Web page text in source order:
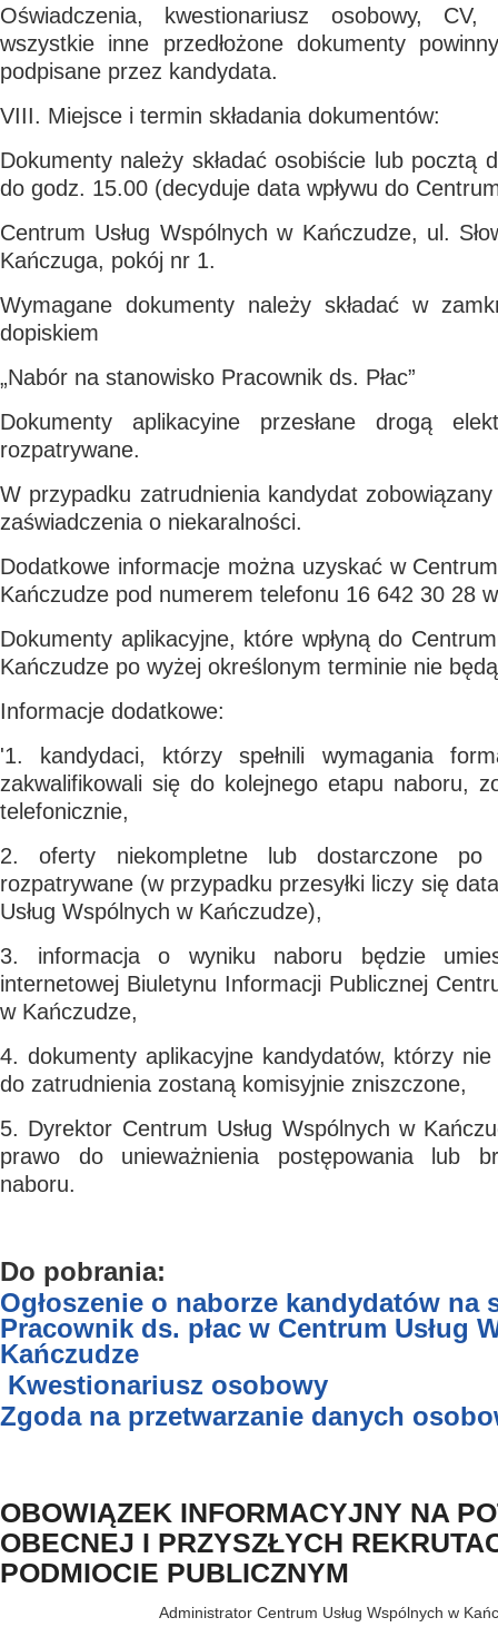
Oświadczenia, kwestionariusz osobowy,
wszystkie inne przedłożone dokumenty
podpisane przez kandydata.
VIII. Miejsce i termin składania dokumentów:
Dokumenty należy składać osobiście lub pocztą
do godz. 15.00 (decyduje data wpływu do
Centrum Usług Wspólnych w Kańczudze, ul.
Kańczuga, pokój nr 1.
Wymagane dokumenty należy składać w
dopiskiem
„Nabór na stanowisko Pracownik ds. Płac”
Dokumenty aplikacyine przesłane drogą
rozpatrywane.
W przypadku zatrudnienia kandydat zobowiązany
zaświadczenia o niekaralności.
Dodatkowe informacje można uzyskać w
Kańczudze pod numerem telefonu 16 642 30 28
Dokumenty aplikacyjne, które wpłyną do
Kańczudze po wyżej określonym terminie nie
Informacje dodatkowe:
'1. kandydaci, którzy spełnili wymagania
zakwalifikowali się do kolejnego etapu naboru,
telefonicznie,
2. oferty niekompletne lub dostarczone
rozpatrywane (w przypadku przesyłki liczy się
Usług Wspólnych w Kańczudze),
3. informacja o wyniku naboru będzie
internetowej Biuletynu Informacji Publicznej
w Kańczudze,
4. dokumenty aplikacyjne kandydatów, którzy
do zatrudnienia zostaną komisyjnie zniszczone,
5. Dyrektor Centrum Usług Wspólnych w
prawo do unieważnienia postępowania lub
naboru.
Do pobrania:
Ogłoszenie o naborze kandydatów na
Pracownik ds. płac w Centrum Usług
Kańczudze
Kwestionariusz osobowy
Zgoda na przetwarzanie danych
OBOWIĄZEK INFORMACYJNY NA
OBECNEJ I PRZYSZŁYCH
PODMIOCIE PUBLICZNYM
Administrator Centrum Usług Wspólnych w